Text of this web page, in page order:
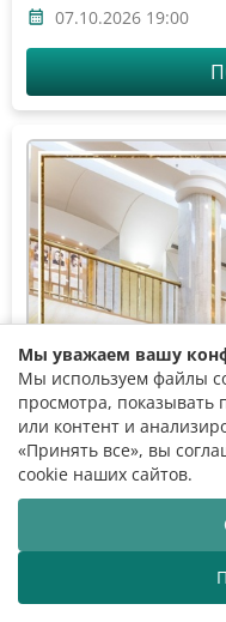
07.10.2026 19:00
家爱乐乐团欢迎您的到
Мы уважаем вашу
Мы используем файлы
просмотра, показывать
или контент и
«Принять все», вы
cookie наших сайтов.